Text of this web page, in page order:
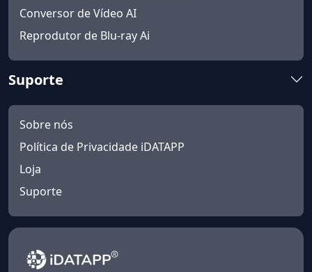
Conversor de Vídeo AI
Reprodutor de Blu-ray Ai
Suporte
Sobre nós
Política de Privacidade iDATAPP
Loja
Suporte